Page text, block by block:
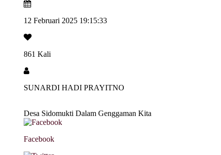
12 Februari 2025 19:15:33
861 Kali
SUNARDI HADI PRAYITNO
Desa Sidomukti Dalam Genggaman Kita
Facebook